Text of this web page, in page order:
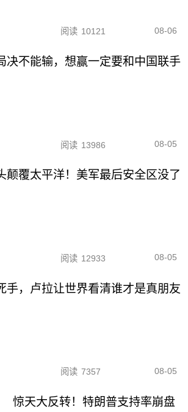
阅读 10121 08-06
决不能输，想赢一定要和中国联手
阅读 13986 08-05
颠覆太平洋！美军最后安全区没了
阅读 12933 08-05
手，卢拉让世界看清谁才是真朋友
阅读 7357 08-05
惊天大反转！特朗普支持率崩盘